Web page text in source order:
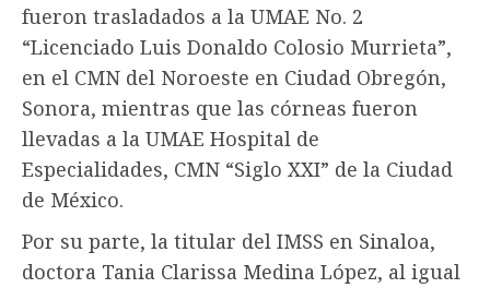
fueron trasladados a la UMAE No. 2
“Licenciado Luis Donaldo Colosio Murrieta”,
en el CMN del Noroeste en Ciudad Obregón,
Sonora, mientras que las córneas fueron
llevadas a la UMAE Hospital de
Especialidades, CMN “Siglo XXI” de la Ciudad
de México.
Por su parte, la titular del IMSS en Sinaloa,
doctora Tania Clarissa Medina López, al igual